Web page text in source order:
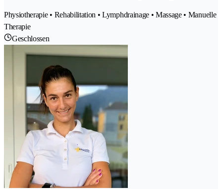
Physiotherapie • Rehabilitation • Lymphdrainage • Massage • Manuelle
Therapie
Geschlossen